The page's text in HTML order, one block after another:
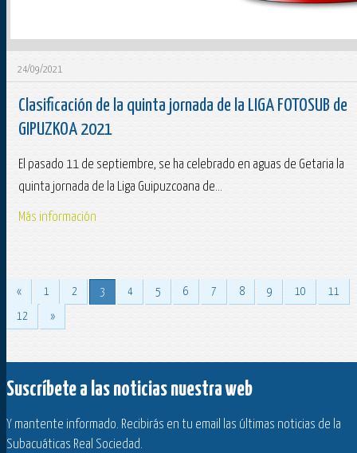
24/09/2021
Clasificación de la quinta jornada de la LIGA FOTOSUB de
GIPUZKOA 2021
El pasado 11 de septiembre, se ha celebrado en aguas de Getaria la
quinta jornada de la Liga Guipuzcoana de...
Más información
« 1 2 3 4 5 6 7 8 9 10 11
12 »
Suscríbete a las noticias nuestra web
Y mantente informado. Recibirás en tu email las últimas noticias de la
Subacuáticas Real Sociedad.